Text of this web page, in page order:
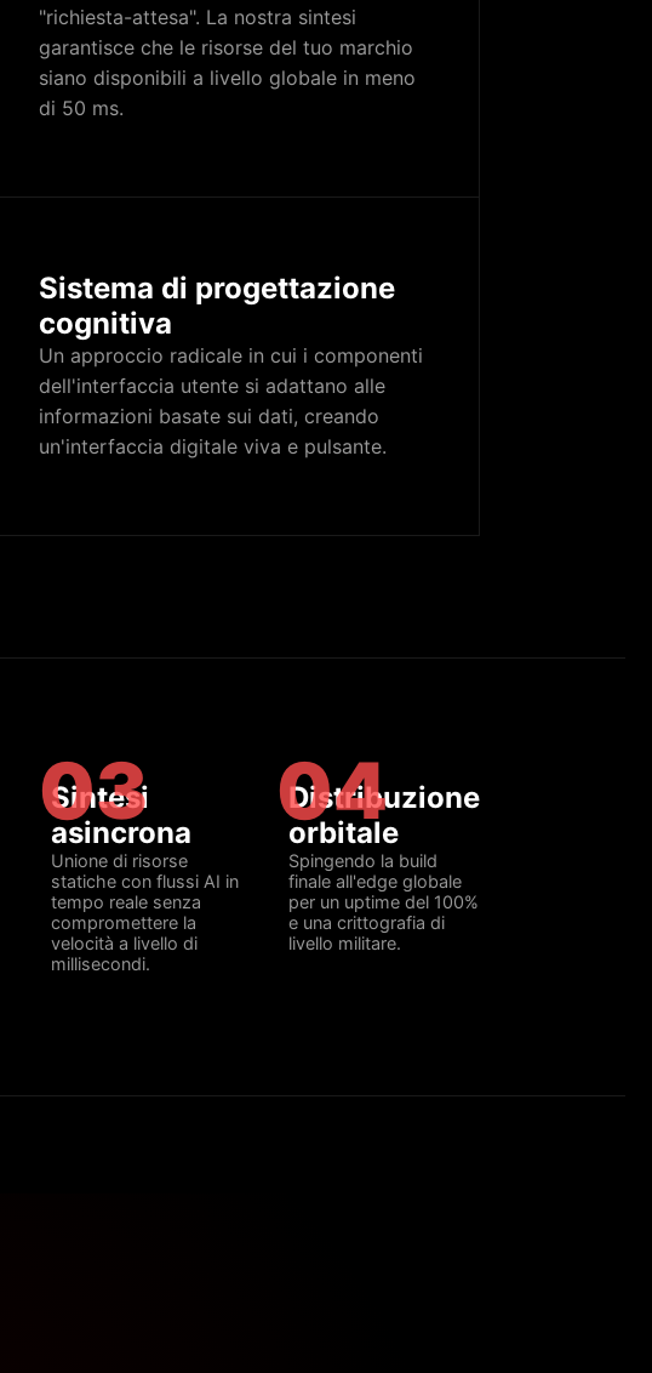
"richiesta-attesa". La nostra sintesi
garantisce che le risorse del tuo marchio
siano disponibili a livello globale in meno
di 50 ms.
Sistema di progettazione
cognitiva
Un approccio radicale in cui i componenti
dell'interfaccia utente si adattano alle
informazioni basate sui dati, creando
un'interfaccia digitale viva e pulsante.
03
Sintesi
asincrona
Unione di risorse
statiche con flussi AI in
tempo reale senza
compromettere la
velocità a livello di
millisecondi.
04
Distribuzione
orbitale
Spingendo la build
finale all'edge globale
per un uptime del 100%
e una crittografia di
livello militare.